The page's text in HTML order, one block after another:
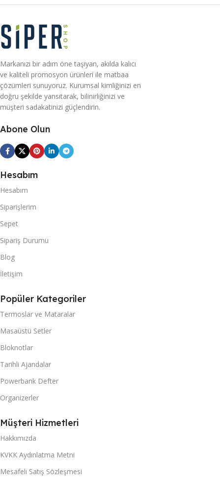
Markanızı bir adım öne taşıyan, akılda kalıcı
ve kaliteli promosyon ürünleri ile matbaa
çözümleri sunuyoruz. Kurumsal kimliğinizi en
doğru şekilde yansıtarak, bilinirliğinizi ve
müşteri sadakatinizi güçlendirin.
Abone Olun
Hesabım
Hesabım
Siparişlerim
Sepet
Sipariş Durumu
Blog
İletişim
Popüler Kategoriler
Termoslar ve Mataralar
Masaüstü Setler
Bloknotlar
Tarihli Ajandalar
Powerbank Defter
Organizerler
Müşteri Hizmetleri
Hakkımızda
KVKK Aydınlatma Metni
Mesafeli Satış Sözleşmesi